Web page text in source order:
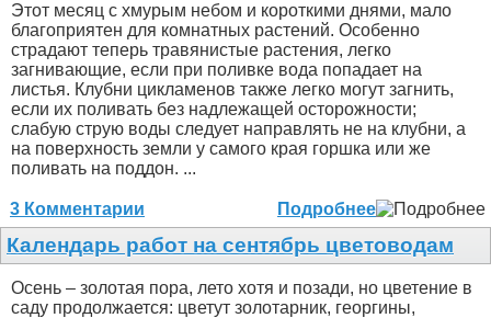
Этот месяц с хмурым небом и короткими днями, мало
благоприятен для комнатных растений. Особенно
страдают теперь травянистые растения, легко
загнивающие, если при поливке вода попадает на
листья. Клубни цикламенов также легко могут загнить,
если их поливать без надлежащей осторожности;
слабую струю воды следует направлять не на клубни, а
на поверхность земли у самого края горшка или же
поливать на поддон. ...
3 Комментарии Подробнее
Календарь работ на сентябрь цветоводам
Осень – золотая пора, лето хотя и позади, но цветение в
саду продолжается: цветут золотарник, георгины,